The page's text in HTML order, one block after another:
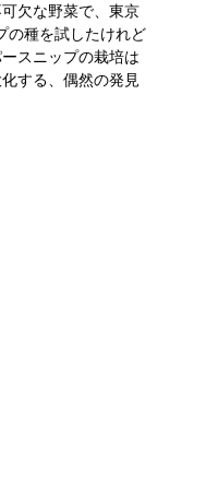
欠な野菜で、東京
の種を試したけれど
スニップの栽培は
する、偶然の発見